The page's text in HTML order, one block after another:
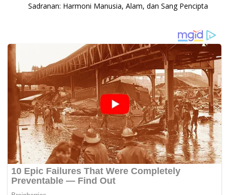
Sadranan: Harmoni Manusia, Alam, dan Sang Pencipta